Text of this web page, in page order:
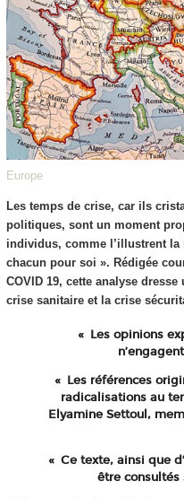
Europe
Les temps de crise, car ils
politiques, sont un moment
individus, comme l’illustrent
chacun pour soi ». Rédigée
COVID 19, cette analyse
crise sanitaire et la crise
Les opinions
Les références
radicalisations au
Elyamine Settoul,
Ce texte, ainsi que
être